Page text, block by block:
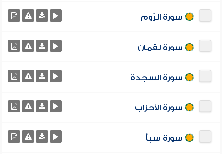
سورة الرّوم
سورة لقمان
سورة السجدة
سورة الأحزاب
سورة سبأ